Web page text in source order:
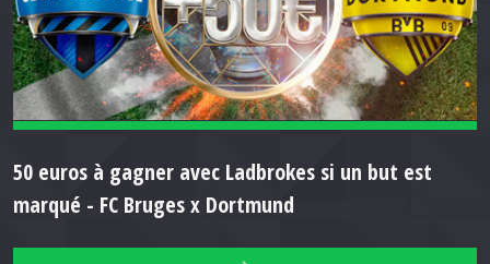
50 euros à gagner avec Ladbrokes si un but est
marqué - FC Bruges x Dortmund